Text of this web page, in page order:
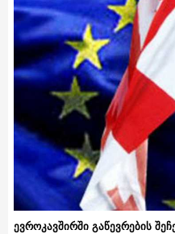
ევროკავშირში გაწევრების